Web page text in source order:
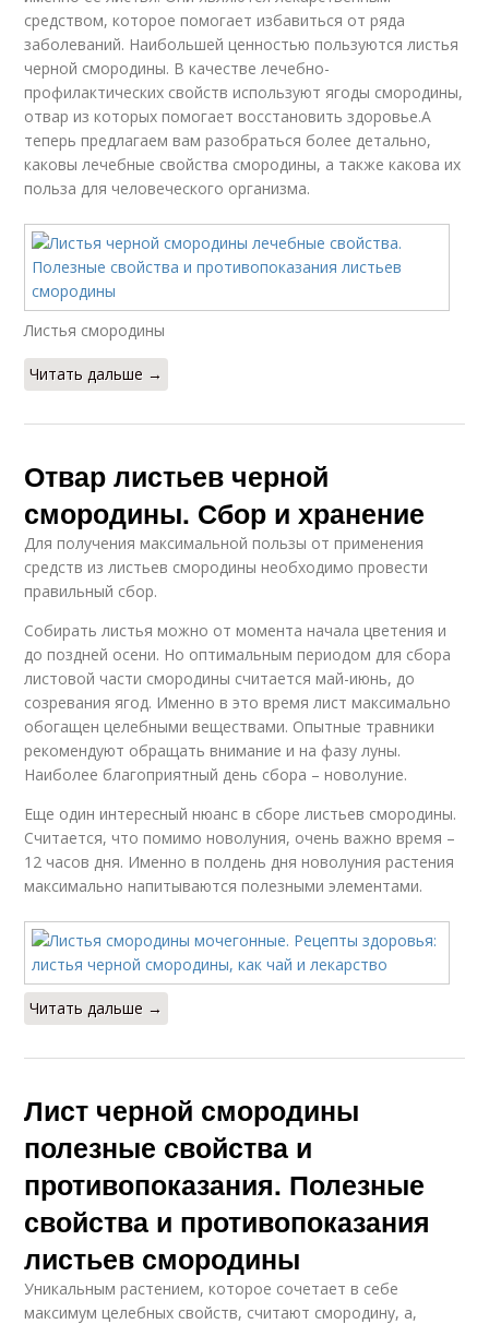
средством, которое помогает избавиться от ряда
заболеваний. Наибольшей ценностью пользуются листья
черной смородины. В качестве лечебно-
профилактических свойств используют ягоды смородины,
отвар из которых помогает восстановить здоровье.А
теперь предлагаем вам разобраться более детально,
каковы лечебные свойства смородины, а также какова их
польза для человеческого организма.
Листья смородины
Читать дальше →
Отвар листьев черной
смородины. Сбор и хранение
Для получения максимальной пользы от применения
средств из листьев смородины необходимо провести
правильный сбор.
Собирать листья можно от момента начала цветения и
до поздней осени. Но оптимальным периодом для сбора
листовой части смородины считается май-июнь, до
созревания ягод. Именно в это время лист максимально
обогащен целебными веществами. Опытные травники
рекомендуют обращать внимание и на фазу луны.
Наиболее благоприятный день сбора – новолуние.
Еще один интересный нюанс в сборе листьев смородины.
Считается, что помимо новолуния, очень важно время –
12 часов дня. Именно в полдень дня новолуния растения
максимально напитываются полезными элементами.
Читать дальше →
Лист черной смородины
полезные свойства и
противопоказания. Полезные
свойства и противопоказания
листьев смородины
Уникальным растением, которое сочетает в себе
максимум целебных свойств, считают смородину, а,